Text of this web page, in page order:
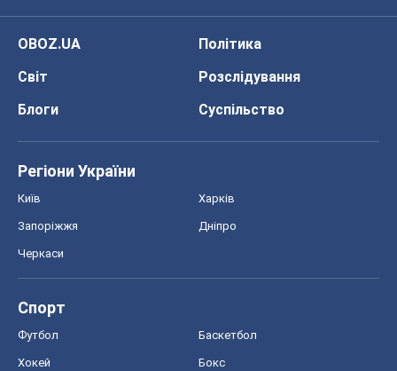
OBOZ.UA
Політика
Світ
Розслідування
Блоги
Суспільство
Регіони України
Київ Харків
Запоріжжя Дніпро
Черкаси
Спорт
Футбол Баскетбол
Хокей Бокс